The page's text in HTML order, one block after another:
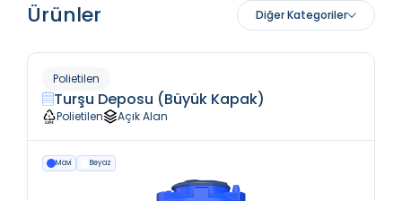
Ürünler Diğer Kategoriler
Polietilen
Turşu Deposu (Büyük Kapak)
Polietilen Açık Alan
Mavi Beyaz